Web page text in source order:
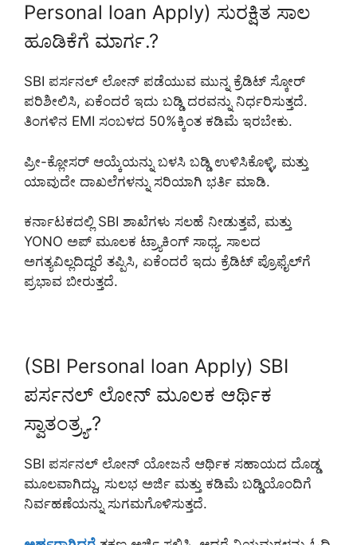
Personal loan Apply) ಸುರಕ್ಷಿತ ಸಾಲ
ಹೂಡಿಕೆಗೆ ಮಾರ್ಗ.?
SBI ಪರ್ಸನಲ್ ಲೋನ್ ಪಡೆಯುವ ಮುನ್ನ ಕ್ರೆಡಿಟ್ ಸ್ಕೋರ್
ಪರಿಶೀಲಿಸಿ, ಏಕೆಂದರೆ ಇದು ಬಡ್ಡಿ ದರವನ್ನು ನಿರ್ಧರಿಸುತ್ತದೆ.
ತಿಂಗಳಿನ EMI ಸಂಬಳದ 50%ಕ್ಕಿಂತ ಕಡಿಮೆ ಇರಬೇಕು.
ಪ್ರೀ-ಕ್ಲೋಸರ್ ಆಯ್ಕೆಯನ್ನು ಬಳಸಿ ಬಡ್ಡಿ ಉಳಿಸಿಕೊಳ್ಳಿ, ಮತ್ತು
ಯಾವುದೇ ದಾಖಲೆಗಳನ್ನು ಸರಿಯಾಗಿ ಭರ್ತಿ ಮಾಡಿ.
ಕರ್ನಾಟಕದಲ್ಲಿ SBI ಶಾಖೆಗಳು ಸಲಹೆ ನೀಡುತ್ತವೆ, ಮತ್ತು
YONO ಅಪ್ ಮೂಲಕ ಟ್ರ್ಯಾಕಿಂಗ್ ಸಾಧ್ಯ. ಸಾಲದ
ಅಗತ್ಯವಿಲ್ಲದಿದ್ದರೆ ತಪ್ಪಿಸಿ, ಏಕೆಂದರೆ ಇದು ಕ್ರೆಡಿಟ್ ಪ್ರೊಫೈಲ್‌ಗೆ
ಪ್ರಭಾವ ಬೀರುತ್ತದೆ.
(SBI Personal loan Apply) SBI
ಪರ್ಸನಲ್ ಲೋನ್ ಮೂಲಕ ಆರ್ಥಿಕ
ಸ್ವಾತಂತ್ರ್ಯ.?
SBI ಪರ್ಸನಲ್ ಲೋನ್ ಯೋಜನೆ ಆರ್ಥಿಕ ಸಹಾಯದ ದೊಡ್ಡ
ಮೂಲವಾಗಿದ್ದು, ಸುಲಭ ಅರ್ಜಿ ಮತ್ತು ಕಡಿಮೆ ಬಡ್ಡಿಯೊಂದಿಗೆ
ನಿರ್ವಹಣೆಯನ್ನು ಸುಗಮಗೊಳಿಸುತ್ತದೆ.